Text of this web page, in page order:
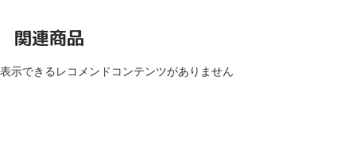
関連商品
表示できるレコメンドコンテンツがありません